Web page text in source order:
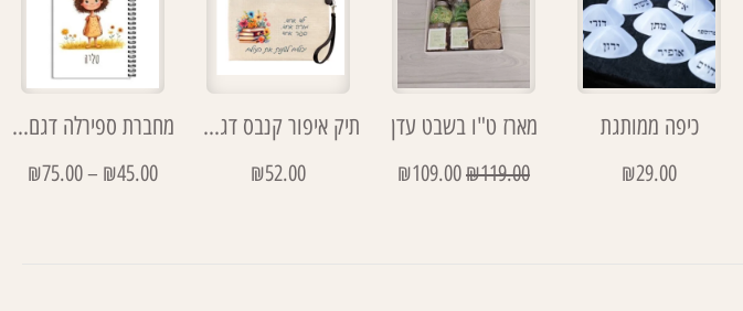
כיפה ממותגת
₪29.00
מארז ט"ו בשבט עדן
₪119.00
₪109.00
תיק איפור קנבס דגם ילד אחד
₪52.00
מחברת ספירלה דגם טליה
₪45.00
–
₪75.00